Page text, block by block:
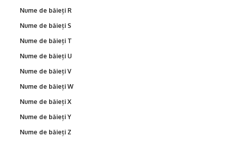
Nume de băieți R
Nume de băieți S
Nume de băieți T
Nume de băieți U
Nume de băieți V
Nume de băieți W
Nume de băieți X
Nume de băieți Y
Nume de băieți Z